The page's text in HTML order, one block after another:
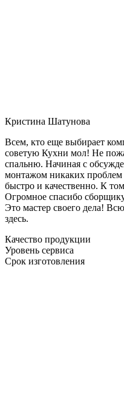
Кристина Шатунова
Всем, кто еще выбирает
советую Кухни мол! Не
спальню. Начиная с
монтажом никаких
быстро и качественно. К
Огромное спасибо
Это мастер своего дела!
здесь.
Качество продукции
Уровень сервиса
Срок изготовления